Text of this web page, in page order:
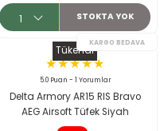
STOKTA YOK
Tükendi
5.0 Puan - 1 Yorumlar
Delta Armory AR15 RIS Bravo
AEG Airsoft Tüfek Siyah